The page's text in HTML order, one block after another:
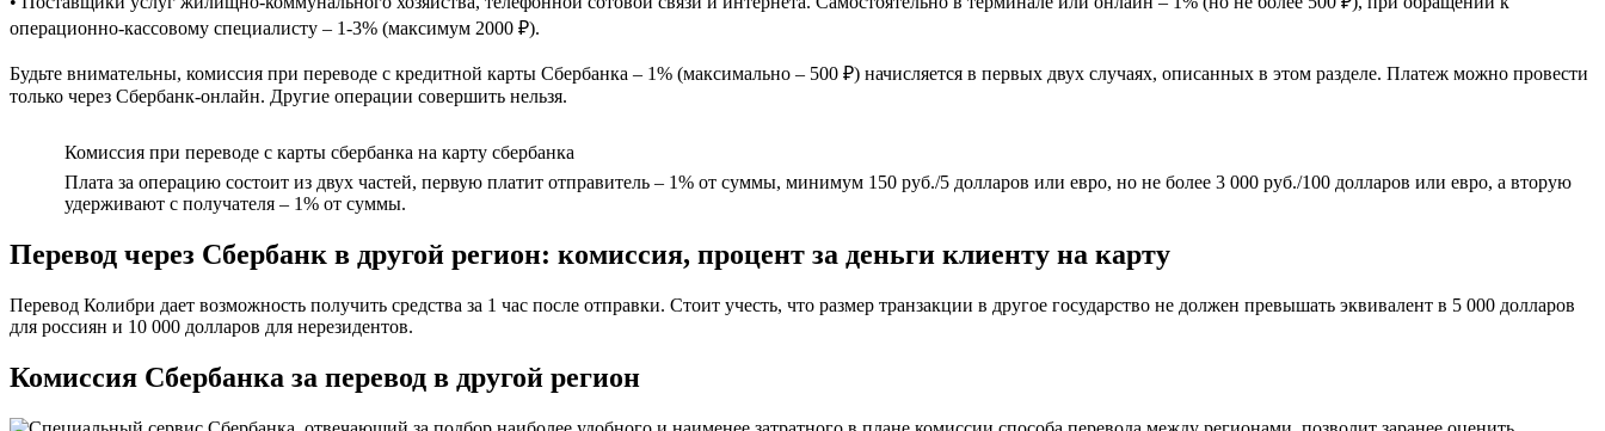
операционно-кассовому специалисту – 1-3% (максимум 2000 ₽).
Будьте внимательны, комиссия при переводе с кредитной карты Сбербанка – 1% (максимально – 500 ₽) начисляется в первых двух случаях, описанных в этом разделе. Платеж можно провести
только через Сбербанк-онлайн. Другие операции совершить нельзя.
Комиссия при переводе с карты сбербанка на карту сбербанка
Плата за операцию состоит из двух частей, первую платит отправитель – 1% от суммы, минимум 150 руб./5 долларов или евро, но не более 3 000 руб./100 долларов или евро, а вторую
удерживают с получателя – 1% от суммы.
Перевод через Сбербанк в другой регион: комиссия, процент за деньги клиенту на карту
Перевод Колибри дает возможность получить средства за 1 час после отправки. Стоит учесть, что размер транзакции в другое государство не должен превышать эквивалент в 5 000 долларов
для россиян и 10 000 долларов для нерезидентов.
Комиссия Сбербанка за перевод в другой регион